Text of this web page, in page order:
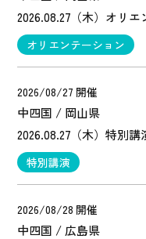
2026.08.27（木）オリ
オリエンテーション
2026/08/27 開催
中四国 / 岡山県
2026.08.27（木）特別講
特別講演
2026/08/28 開催
中四国 / 広島県